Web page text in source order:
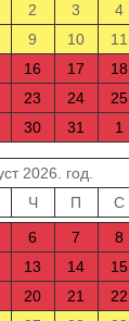
2 3 4
9 10 11
16 17 18
23 24 25
30 31 1
2026. год.
Ч П С
6 7 8
13 14 15
20 21 22